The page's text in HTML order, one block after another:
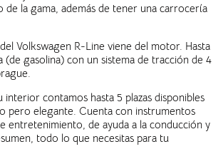
de la gama, además de tener una carrocería
Volkswagen R-Line viene del motor. Hasta
gasolina) con un sistema de tracción de 4
contamos hasta 5 plazas disponibles
pero elegante. Cuenta con instrumentos
entretenimiento, de ayuda a la conducción y
todo lo que necesitas para tu